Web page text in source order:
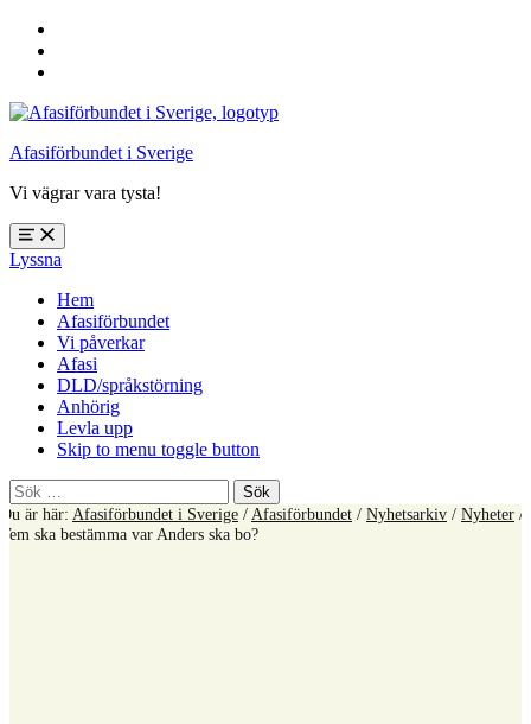
sidfoten
Afasiförbundet i Sverige
Vi vägrar vara tysta!
Öppna
meny:
%s
Lyssna
Hem
Afasiförbundet
Vi påverkar
Afasi
DLD/språkstörning
Anhörig
Levla upp
Skip to menu toggle button
Sök
efter:
Du är här: Afasiförbundet i Sverige /Afasiförbundet / Nyhetsarkiv / Nyheter /
Vem ska bestämma var Anders ska bo?